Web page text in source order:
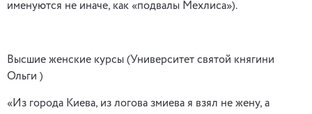
именуются не иначе, как «подвалы Мехлиса»).
Высшие женские курсы (Университет святой княгини
Ольги )
«Из города Киева, из логова змиева я взял не жену, а